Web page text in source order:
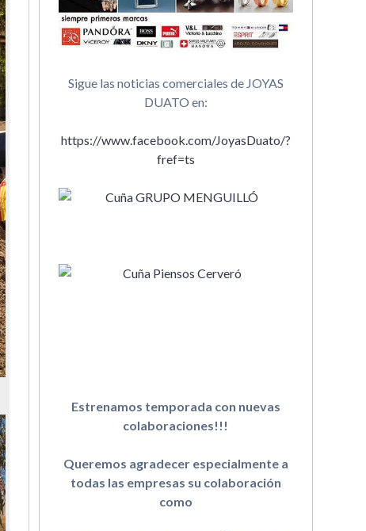
Sigue las noticias comerciales de JOYAS
DUATO en:
https://www.facebook.com/JoyasDuato/?
fref=ts
Estrenamos temporada con nuevas
colaboraciones!!!
Queremos agradecer especialmente a
todas las empresas su colaboración
como